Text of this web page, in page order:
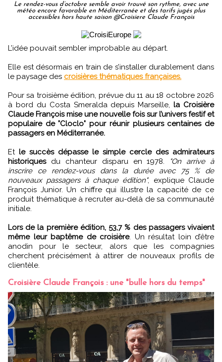
Le rendez-vous d’octobre semble avoir trouvé son rythme, avec une
météo encore favorable en Méditerranée et des tarifs jugés plus
accessibles hors haute saison @Croisiere Claude François
L’idée pouvait sembler improbable au départ.
Elle est désormais en train de s’installer durablement dans
le paysage des croisières thématiques françaises.
Pour sa troisième édition, prévue du 11 au 18 octobre 2026
à bord du Costa Smeralda depuis Marseille,la Croisière
Claude François mise une nouvelle fois sur l’univers festif et
populaire de "Cloclo" pour réunir plusieurs centaines de
passagers en Méditerranée.
Et le succès dépasse le simple cercle des admirateurs
historiquesdu chanteur disparu en 1978.
"On arrive à
inscrire ce rendez-vous dans la durée avec 75 % de
nouveaux passagers à chaque édition", explique Claude
François Junior. Un chiffre qui illustre la capacité de ce
produit thématique à recruter au-delà de sa communauté
initiale.
Lors de la première édition, 53,7 % des passagers vivaient
même leur baptême de croisière. Un résultat loin d’être
anodin pour le secteur, alors que les compagnies
cherchent précisément à attirer de nouveaux profils de
clientèle.
Croisière Claude François : une "bulle hors du temps"